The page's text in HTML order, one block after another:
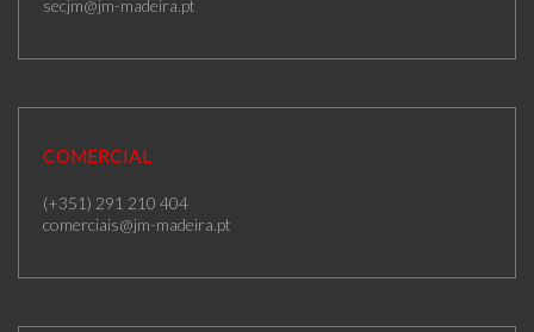
secjm@jm-madeira.pt
COMERCIAL
(+351) 291 210 404
comerciais@jm-madeira.pt